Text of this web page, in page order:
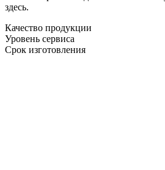
здесь.
Качество продукции
Уровень сервиса
Срок изготовления